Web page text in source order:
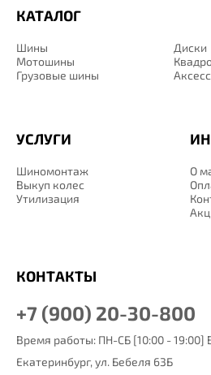
КАТАЛОГ
Шины
Диски
Мотошины
Грузовые шины
О
УСЛУГИ
Шиномонтаж
Выкуп колес
Утилизация
КОНТАКТЫ
+7 (900) 20-30-800
Время работы: ПН-СБ [10:00 - 19:00]
Екатеринбург, ул. Бебеля 63Б